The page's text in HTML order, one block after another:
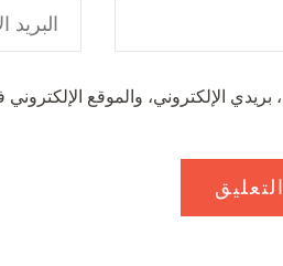
الإلكتروني، والموقع